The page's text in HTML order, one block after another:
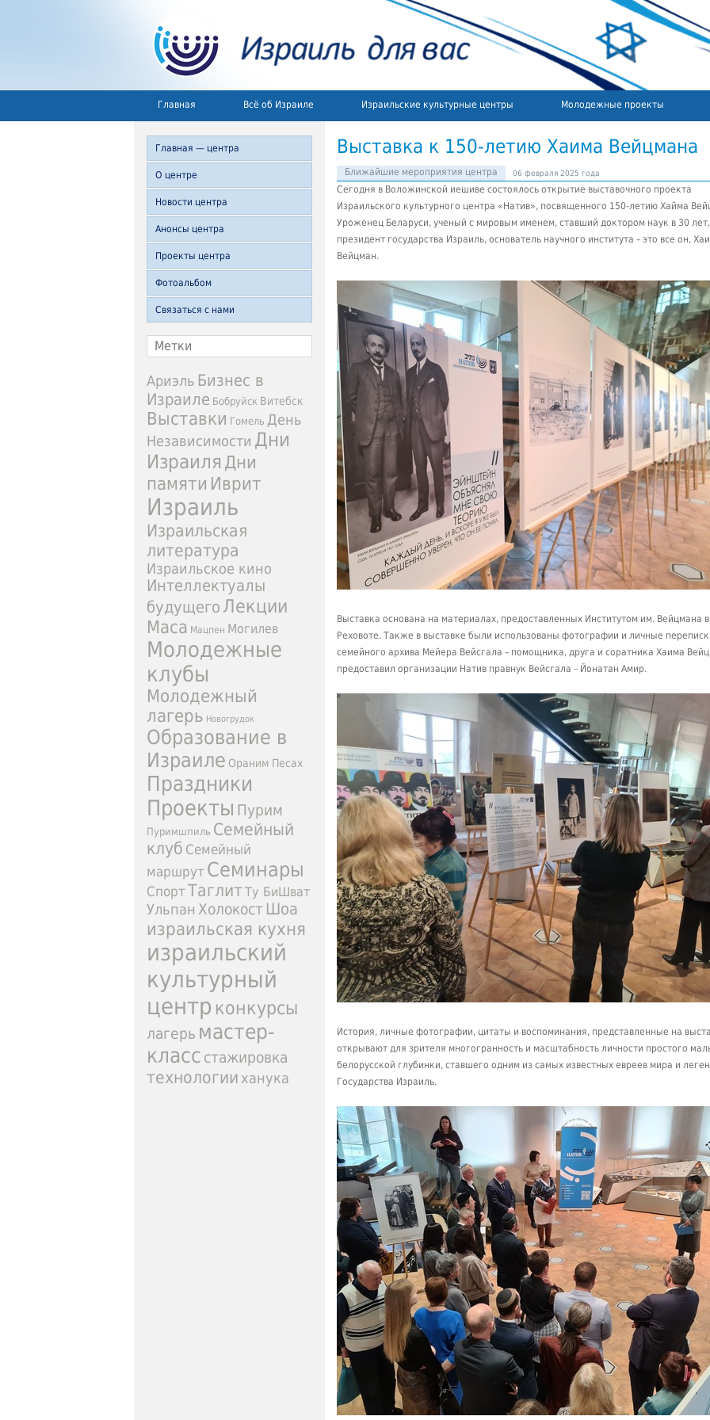
Главная Всё об Израиле Израильские культурные центры Молодежные проекты
Главная — центра
О центре
Новости центра
Анонсы центра
Проекты центра
Фотоальбом
Связаться с нами
Метки
Ариэль Бизнес в
Израиле Бобруйск Витебск
Выставки Гомель День
Независимости Дни
Израиля Дни
памяти Иврит
Израиль
Израильская
литература
Израильское кино
Интеллектуалы
будущего Лекции
Маса Мацпен Могилев
Молодежные
клубы
Молодежный
лагерь Новогрудок
Образование в
Израиле Ораним Песах
Праздники
Проекты Пурим
Пуримшпиль Семейный
клуб Семейный
маршрут Семинары
СпортТаглитТу БиШват
Ульпан Холокост Шоа
израильская кухня
израильский
культурный
центр конкурсы
лагерь мастер-
класс стажировка
технологии ханука
Выставка к 150-летию Хаима Вейцмана
Ближайшие мероприятия центра 06 февраля 2025 года
Сегодня в Воложинской иешиве состоялось открытие выставочного проекта
Израильского культурного центра «Натив», посвященного 150-летию Хайма
Уроженец Беларуси, ученый с мировым именем, ставший доктором наук в 30
президент государства Израиль, основатель научного института – это все он,
Вейцман.
Выставка основана на материалах, предоставленных Институтом им. Вейцмана в
Реховоте. Также в выставке были использованы фотографии и личные
семейного архива Мейера Вейсгала – помощника, друга и соратника Хаима
предоставил организации Натив правнук Вейсгала – Йонатан Амир.
История, личные фотографии, цитаты и воспоминания, представленные на
открывают для зрителя многогранность и масштабность личности простого
белорусской глубинки, ставшего одним из самых известных евреев мира и
Государства Израиль.